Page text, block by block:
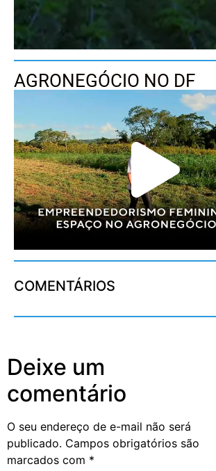
AGRONEGÓCIO NO DF
COMENTÁRIOS
Deixe um
comentário
O seu endereço de e-mail não será
publicado. Campos obrigatórios são
marcados com *